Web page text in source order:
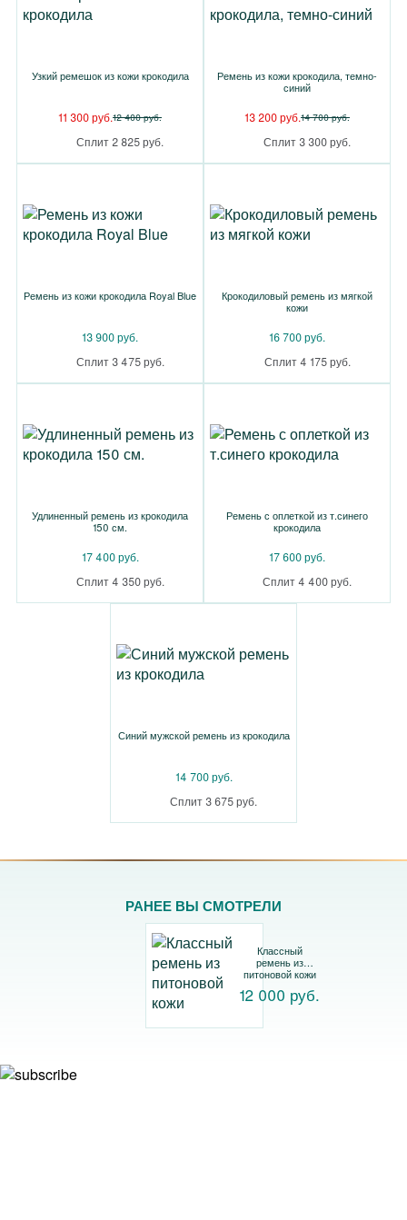
Узкий ремешок из кожи крокодила
11 300 руб.12 400 руб.
Сплит 2 825 руб.
Ремень из кожи крокодила, темно-
синий
13 200 руб.14 700 руб.
Сплит 3 300 руб.
Ремень из кожи крокодила Royal Blue
13 900 руб.
Сплит 3 475 руб.
Крокодиловый ремень из мягкой
кожи
16 700 руб.
Сплит 4 175 руб.
Удлиненный ремень из крокодила
150 см.
17 400 руб.
Сплит 4 350 руб.
Ремень с оплеткой из т.синего
крокодила
17 600 руб.
Сплит 4 400 руб.
Синий мужской ремень из крокодила
14 700 руб.
Сплит 3 675 руб.
РАНЕЕ ВЫ СМОТРЕЛИ
Классный
ремень из
питоновой кожи
12 000 руб.